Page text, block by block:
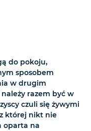
do pokoju,
sposobem
w drugim
razem być w
czuli się żywymi
której nikt nie
oparta na